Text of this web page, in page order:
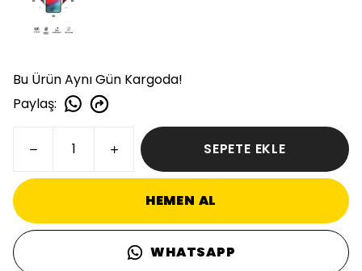
Bu Ürün Aynı Gün Kargoda!
Paylaş:
SEPETE EKLE
HEMEN AL
WHATSAPP